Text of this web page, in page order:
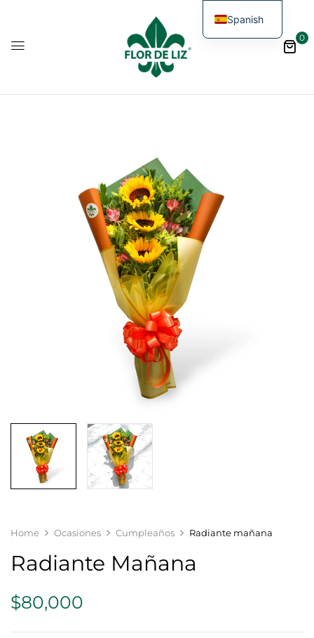
0
Home Ocasiones Cumpleaños Radiante mañana
Radiante Mañana
$80,000
Spanish